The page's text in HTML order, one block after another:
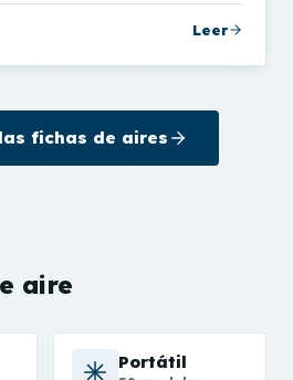
Leer
fichas de aires
aire
Portátil